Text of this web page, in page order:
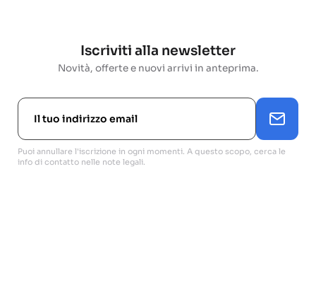
Iscriviti alla newsletter
Novità, offerte e nuovi arrivi in anteprima.
Puoi annullare l'iscrizione in ogni momenti. A questo scopo, cerca le
info di contatto nelle note legali.